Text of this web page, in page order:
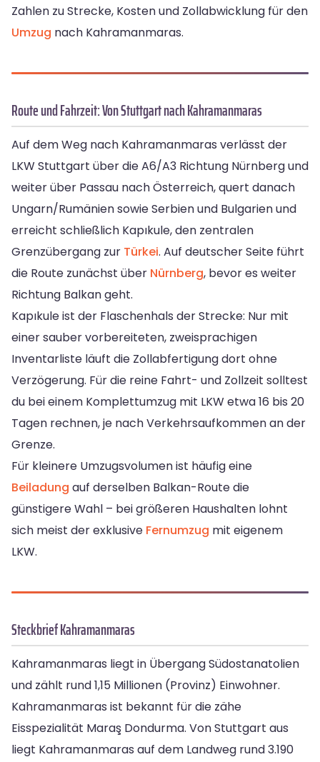
Zahlen zu Strecke, Kosten und Zollabwicklung für den
Umzug nach Kahramanmaras.
Route und Fahrzeit: Von Stuttgart nach Kahramanmaras
Auf dem Weg nach Kahramanmaras verlässt der
LKW Stuttgart über die A6/A3 Richtung Nürnberg und
weiter über Passau nach Österreich, quert danach
Ungarn/Rumänien sowie Serbien und Bulgarien und
erreicht schließlich Kapıkule, den zentralen
Grenzübergang zur Türkei. Auf deutscher Seite führt
die Route zunächst über Nürnberg, bevor es weiter
Richtung Balkan geht.
Kapıkule ist der Flaschenhals der Strecke: Nur mit
einer sauber vorbereiteten, zweisprachigen
Inventarliste läuft die Zollabfertigung dort ohne
Verzögerung. Für die reine Fahrt- und Zollzeit solltest
du bei einem Komplettumzug mit LKW etwa 16 bis 20
Tagen rechnen, je nach Verkehrsaufkommen an der
Grenze.
Für kleinere Umzugsvolumen ist häufig eine
Beiladung auf derselben Balkan-Route die
günstigere Wahl – bei größeren Haushalten lohnt
sich meist der exklusive Fernumzug mit eigenem
LKW.
Steckbrief Kahramanmaras
Kahramanmaras liegt in Übergang Südostanatolien
und zählt rund 1,15 Millionen (Provinz) Einwohner.
Kahramanmaras ist bekannt für die zähe
Eisspezialität Maraş Dondurma. Von Stuttgart aus
liegt Kahramanmaras auf dem Landweg rund 3.190